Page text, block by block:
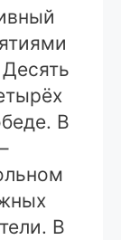
В
В